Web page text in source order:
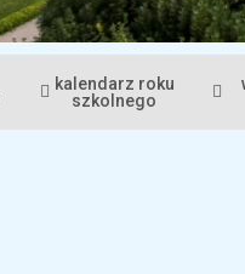
kalendarz roku
szkolnego